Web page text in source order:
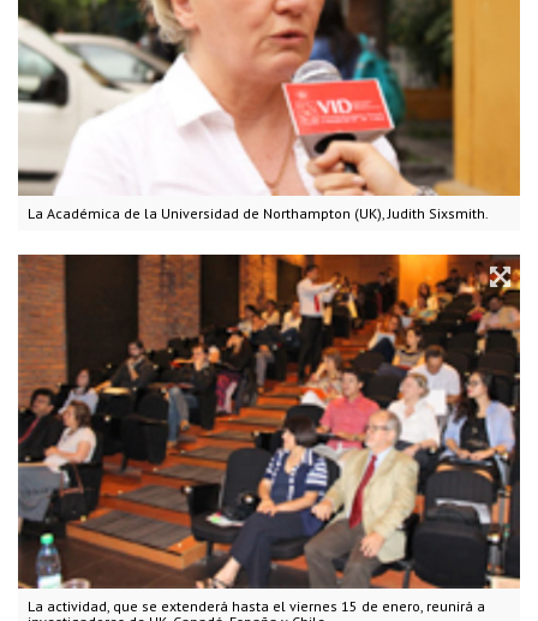
La Académica de la Universidad de Northampton (UK), Judith Sixsmith.
La actividad, que se extenderá hasta el viernes 15 de enero, reunirá a